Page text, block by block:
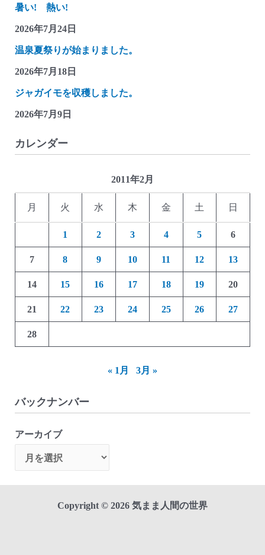
暑い! 熱い!
2026年7月24日
温泉夏祭りが始まりました。
2026年7月18日
ジャガイモを収穫しました。
2026年7月9日
カレンダー
2011年2月
月 火 水 木 金 土 日
1 2 3 4 5 6
7 8 9 10 11 12 13
14 15 16 17 18 19 20
21 22 23 24 25 26 27
28
« 1月 3月 »
バックナンバー
アーカイブ
Copyright © 2026 気まま人間の世界